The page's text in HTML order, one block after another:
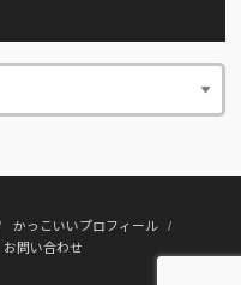
かっこいいプロフィール
お問い合わせ